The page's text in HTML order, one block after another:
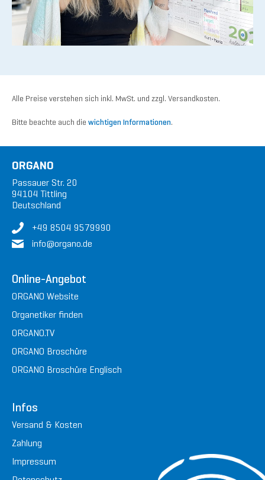
Alle Preise verstehen sich inkl. MwSt. und zzgl. Versandkosten.
Bitte beachte auch die wichtigen Informationen.
ORGANO
Passauer Str. 20
94104 Tittling
Deutschland
+49 8504 9579990
info@organo.de
Online-Angebot
ORGANO Website
Organetiker finden
ORGANO.TV
ORGANO Broschüre
ORGANO Broschüre Englisch
Infos
Versand & Kosten
Zahlung
Impressum